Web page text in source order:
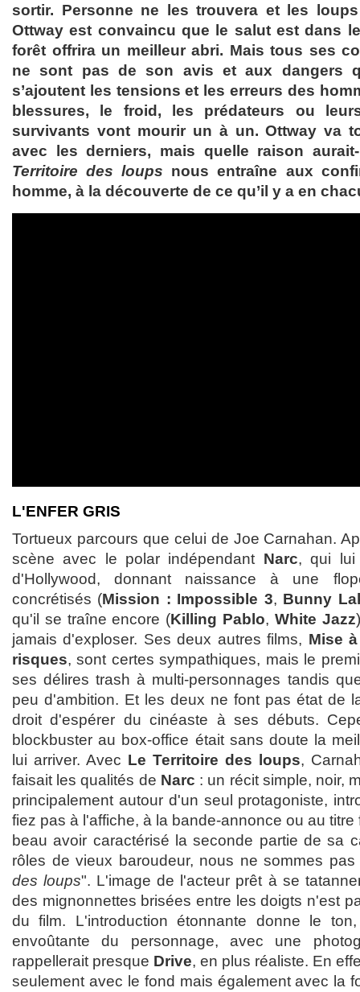
sortir. Personne ne les trouvera et les
Ottway est convaincu que le salut est dans
forêt offrira un meilleur abri. Mais tous ses
ne sont pas de son avis et aux dangers
s’ajoutent les tensions et les erreurs des
blessures, le froid, les prédateurs ou
survivants vont mourir un à un. Ottway va
avec les derniers, mais quelle raison
Territoire des loups nous entraîne aux
homme, à la découverte de ce qu’il y a en
L'ENFER GRIS
Tortueux parcours que celui de Joe Carnahan.
scène avec le polar indépendant Narc, qui lui
d'Hollywood, donnant naissance à une
concrétisés (Mission : Impossible 3, Bunny
qu'il se traîne encore (Killing Pablo, White Jazz
jamais d'exploser. Ses deux autres films, Mise
risques, sont certes sympathiques, mais le
ses délires trash à multi-personnages tandis
peu d'ambition. Et les deux ne font pas état de
droit d'espérer du cinéaste à ses débuts.
blockbuster au box-office était sans doute la
lui arriver. Avec Le Territoire des loups,
faisait les qualités de Narc : un récit simple, noir,
principalement autour d'un seul protagoniste,
fiez pas à l'affiche, à la bande-annonce ou au
beau avoir caractérisé la seconde partie de sa
rôles de vieux baroudeur, nous ne sommes
des loups". L'image de l'acteur prêt à se
des mignonnettes brisées entre les doigts n'est
du film. L'introduction étonnante donne le
envoûtante du personnage, avec une
rappellerait presque Drive, en plus réaliste. En
seulement avec le fond mais également avec la